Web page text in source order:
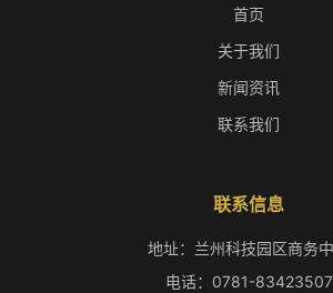
首页
关于我们
新闻资讯
联系我们
联系信息
地址：兰州科技园区商务
电话：0781-83423507